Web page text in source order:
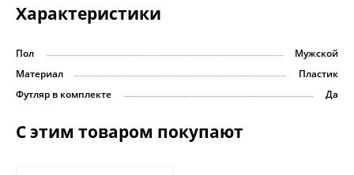
Характеристики
Пол
Мужской
Материал
Пластик
Футляр в комплекте
Да
С этим товаром покупают